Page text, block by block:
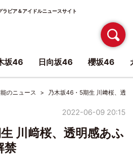
ビア＆アイドルニュースサイト
のニュース 乃木坂46・5期生 川﨑桜、透
2022-06-09 20:15
川﨑桜、透明感あふ
禁
坂46 日向坂46 櫻坂46